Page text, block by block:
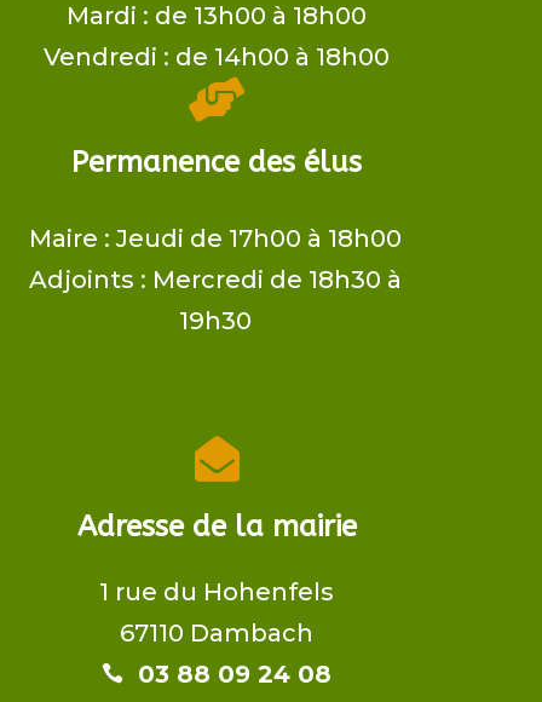
Mardi : de 13h00 à 18h00
Vendredi : de 14h00 à 18h00

Permanence des élus
Maire ​: Jeudi de 17h00 à 18h00
Adjoints​ : Mercredi de 18h30 à
19h30

Adresse de la mairie
1 rue du Hohenfels
67110 Dambach
 03 88 09 24 08​​